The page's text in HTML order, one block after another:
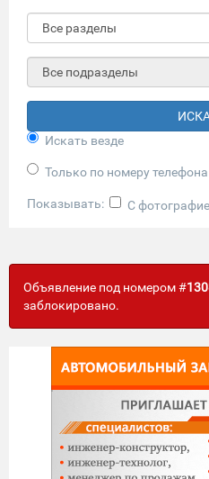
Искать везде
Только по номеру телефона
Показывать: С
Объявление под номером #
заблокировано.